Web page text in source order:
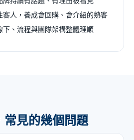
客人，養成會回購、會介紹的熟客
下、流程與團隊架構整體理順
常見的幾個問題